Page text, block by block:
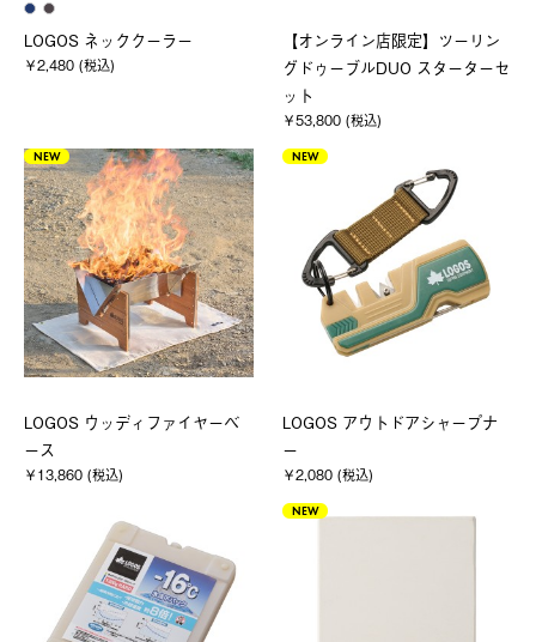
LOGOS ネッククーラー
￥2,480 (税込)
【オンライン店限定】ツーリン
グドゥーブルDUO スターターセ
ット
￥53,800 (税込)
NEW
LOGOS ウッディファイヤーベ
ース
￥13,860 (税込)
NEW
LOGOS アウトドアシャープナ
ー
￥2,080 (税込)
NEW